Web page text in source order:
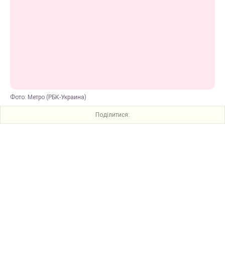
Фото: Метро (РБК-Украина)
Поділитися: